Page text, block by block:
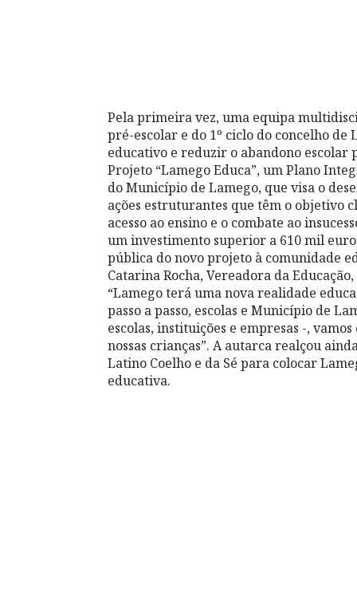
Pela primeira vez, uma equipa
pré-escolar e do 1º ciclo do concelho de
educativo e reduzir o abandono escolar
Projeto “Lamego Educa”, um Plano
do Município de Lamego, que visa o
ações estruturantes que têm o objetivo
acesso ao ensino e o combate ao
um investimento superior a 610 mil
pública do novo projeto à comunidade
Catarina Rocha, Vereadora da
“Lamego terá uma nova realidade
passo a passo, escolas e Município de
escolas, instituições e empresas -,
nossas crianças”. A autarca realçou
Latino Coelho e da Sé para colocar
educativa.